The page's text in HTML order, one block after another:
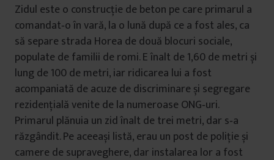
Zidul este o construcție de beton pe care primarul a
comandat‑o în vară, la o lună după ce a fost ales, ca
să separe strada Horea de două blocuri sociale,
populate de familii de romi. E înalt de 1,60 de metri și
lung de 100 de metri, iar ridicarea lui a fost
acompaniată de acuze de discriminare și segregare
rezidențială venite de la numeroase ONG‑uri.
Primarul plănuia un zid înalt de trei metri, dar s‑a
răzgândit. Pe aceeași listă, erau un post de poliție și
camere de supraveghere, dar instalarea lor a fost